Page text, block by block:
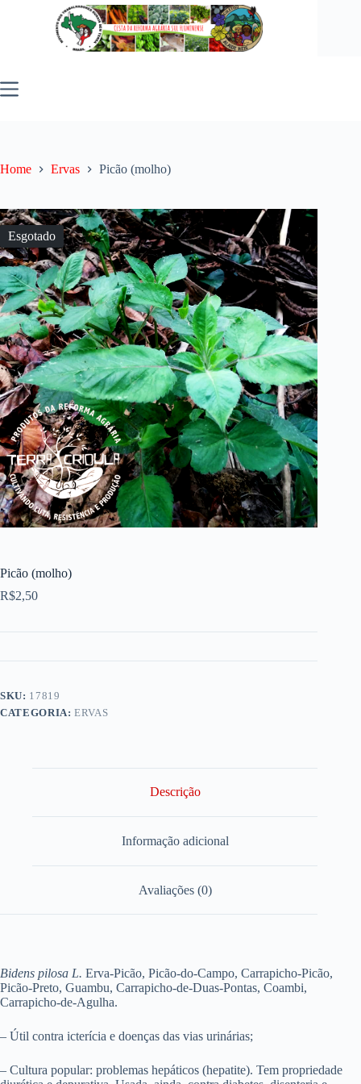
Home Ervas Picão (molho)
Esgotado
Picão (molho)
R$2,50
SKU: 17819
CATEGORIA:ERVAS
Descrição
Informação adicional
Avaliações (0)
Bidens pilosa L. Erva-Picão, Picão-do-Campo, Carrapicho-Picão,
Picão-Preto, Guambu, Carrapicho-de-Duas-Pontas, Coambi,
Carrapicho-de-Agulha.
– Útil contra icterícia e doenças das vias urinárias;
– Cultura popular: problemas hepáticos (hepatite). Tem propriedade